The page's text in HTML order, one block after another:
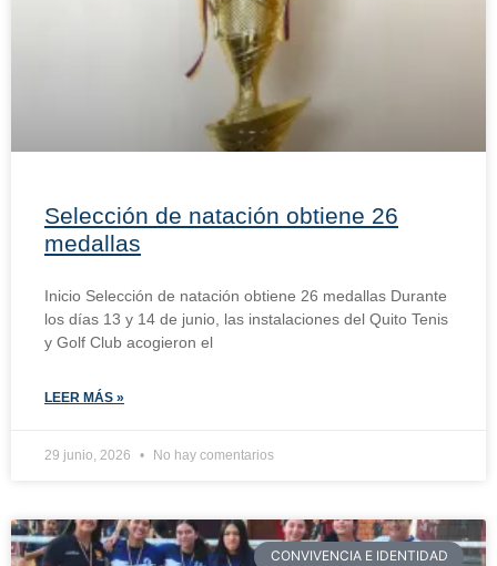
Selección de natación obtiene 26
medallas
Inicio Selección de natación obtiene 26 medallas Durante
los días 13 y 14 de junio, las instalaciones del Quito Tenis
y Golf Club acogieron el
LEER MÁS »
29 junio, 2026 No hay comentarios
CONVIVENCIA E IDENTIDAD